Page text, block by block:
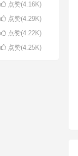
点赞(4.16K)
点赞(4.29K)
点赞(4.22K)
点赞(4.25K)